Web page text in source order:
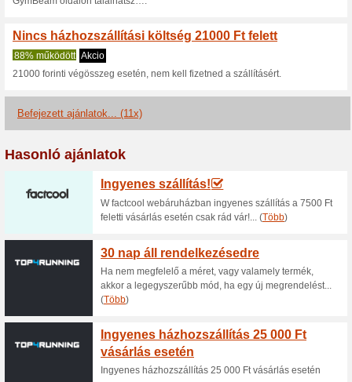
Aktuális
Kedvezmény a férfi
oldalon
A Gymbeam.hu weboldalán
kiválasztott termékekre.